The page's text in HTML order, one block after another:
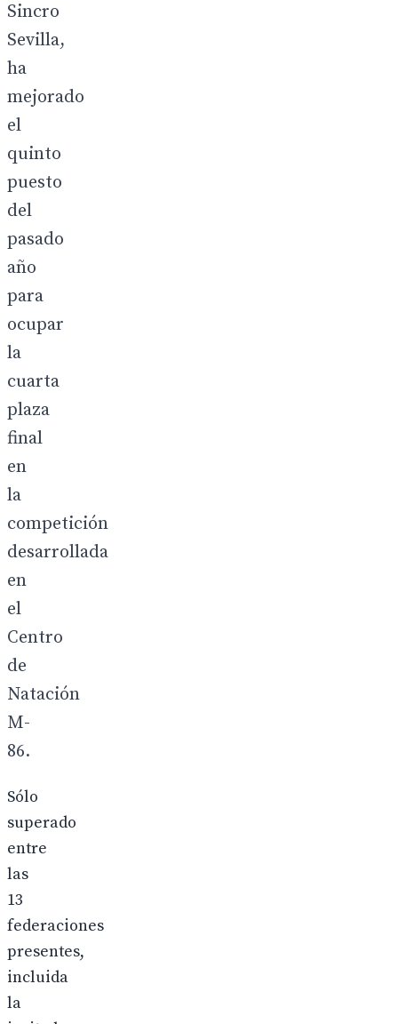
Sincro
Sevilla,
ha
mejorado
el
quinto
puesto
del
pasado
año
para
ocupar
la
cuarta
plaza
final
en
la
competición
desarrollada
en
el
Centro
de
Natación
M-
86.
Sólo
superado
entre
las
13
federaciones
presentes,
incluida
la